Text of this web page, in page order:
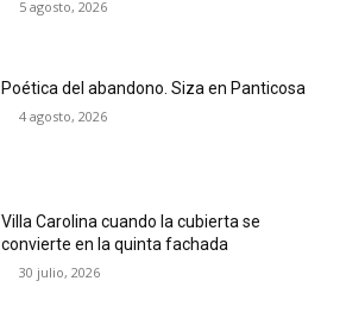
5 agosto, 2026
Poética del abandono. Siza en Panticosa
4 agosto, 2026
Villa Carolina cuando la cubierta se
convierte en la quinta fachada
30 julio, 2026